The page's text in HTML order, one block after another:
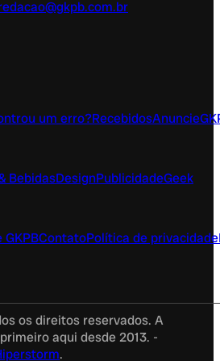
um erro?RecebidosAnuncie
BebidasDesignPublicidadeGeek
GKPBContatoPolítica de privacidade
os direitos reservados. A
aqui desde 2013. -
.